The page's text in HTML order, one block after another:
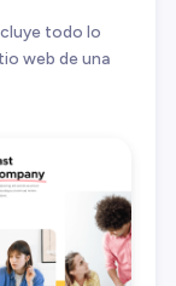
todo lo
web de una